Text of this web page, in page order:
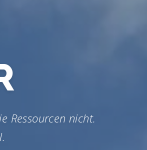
Ressourcen nicht.